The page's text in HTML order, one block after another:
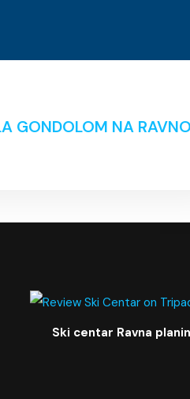
GONDOLOM NA
Ski centar Ravna